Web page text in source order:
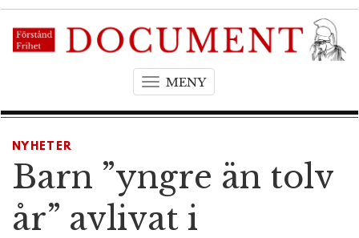
MENYT
g
e
NYHETER
Barn ”yngre än tolv
år” avlivat i